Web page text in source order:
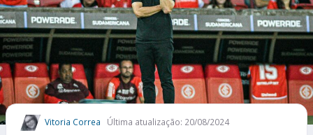
FUTEBOL NACIONAL
FUTEBOL INTERNACIONAL
COMO APOSTAR
MAIS ESPORTES
Vitoria Correa Última atualização: 20/08/2024